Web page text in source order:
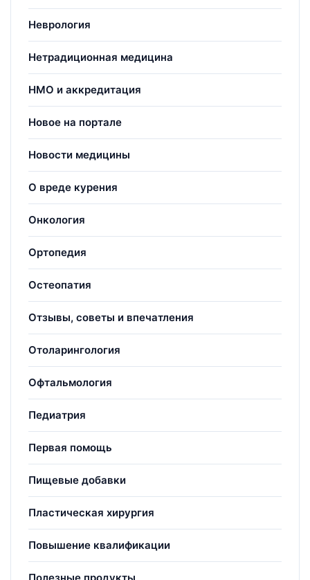
Неврология
Нетрадиционная медицина
НМО и аккредитация
Новое на портале
Новости медицины
О вреде курения
Онкология
Ортопедия
Остеопатия
Отзывы, советы и впечатления
Отоларингология
Офтальмология
Педиатрия
Первая помощь
Пищевые добавки
Пластическая хирургия
Повышение квалификации